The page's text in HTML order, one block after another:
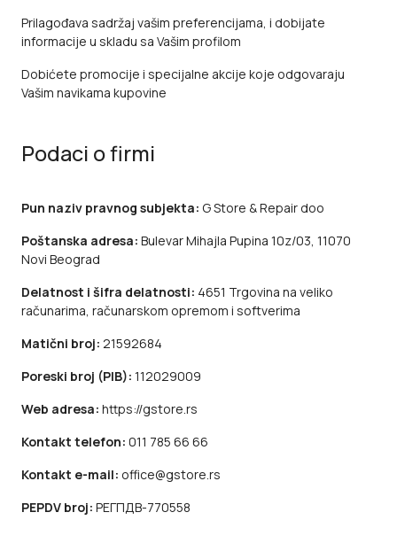
Prilagođava sadržaj vašim preferencijama, i dobijate
informacije u skladu sa Vašim profilom
Dobićete promocije i specijalne akcije koje odgovaraju
Vašim navikama kupovine
Podaci o firmi
Pun naziv pravnog subjekta: G Store & Repair doo
Poštanska adresa: Bulevar Mihajla Pupina 10z/03, 11070
Novi Beograd
Delatnost i šifra delatnosti: 4651 Trgovina na veliko
računarima, računarskom opremom i softverima
Matični broj: 21592684
Poreski broj (PIB): 112029009
Web adresa: https://gstore.rs
Kontakt telefon: 011 785 66 66
Kontakt e-mail: office@gstore.rs
PEPDV broj: РЕГПДВ-770558